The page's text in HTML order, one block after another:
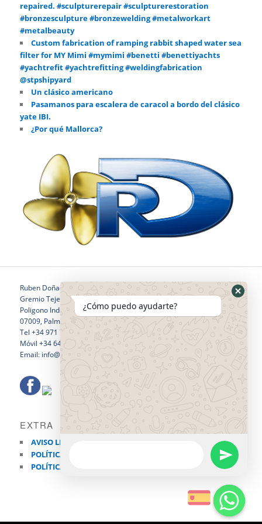
repaired. #sculpturerepair #sculpturerestoration
#bronzesculpture #bronzewelding #metalworkart
#metalbeauty
Custom fabrication of ramping rabbit shaped water sea
filter for MY Mimi #mymimi #benetti #benettiyachts
#yachtrefit #yachtrefitting #weldingfabrication
@stpshipyard
Un clásico americano
Pasamanos para escalera de caracol a bordo del clásico
yate IBI.
¿Por qué Mallorca?
Ruben Doñaque
Gremio Tejedores 24
Poligono Industrial Son Castello
07009, Palma de Mallorca
Tel +34 971 760 796
Móvil +34 646 281 532
Email: info@rubendonaquewelding.com
EXTRA
AVISO LEGAL
POLÍTICA DE PRIVACIDAD
POLÍTICA DE COOKIES
¿Cómo puedo ayudarte?